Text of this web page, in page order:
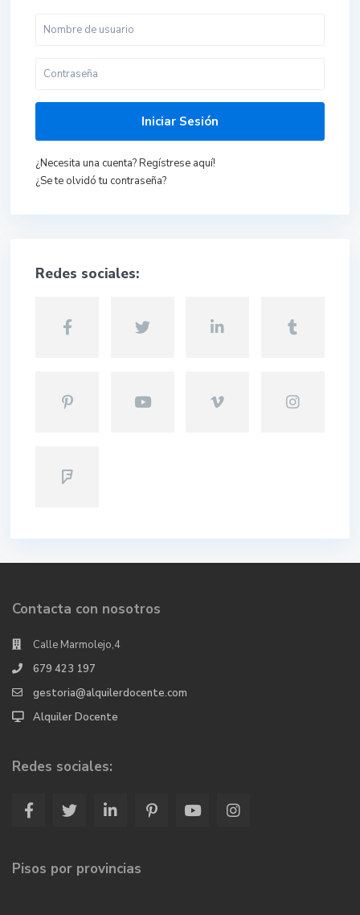
Iniciar Sesión
¿Necesita una cuenta? Regístrese aquí!
¿Se te olvidó tu contraseña?
Redes sociales:
Contacta con nosotros
Calle Marmolejo,4
679 423 197
gestoria@alquilerdocente.com
Alquiler Docente
Redes sociales:
Pisos por provincias